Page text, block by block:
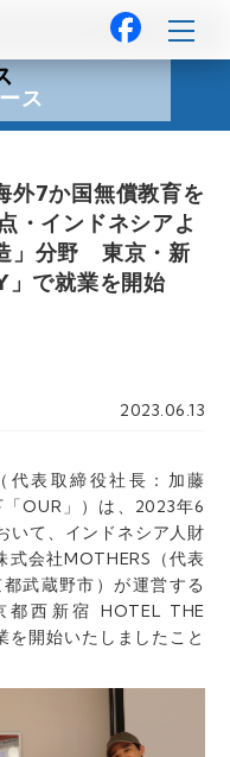
ス
外7か国無償教育を
・インドネシアよ
」分野 東京・新
で就業を開始
2023.06.13
代表取締役社長：加藤
OUR」）は、2023年6
いて、インドネシア人財
会社MOTHERS（代表
武蔵野市）が運営する
都西新宿 HOTEL THE
開始いたしましたこと